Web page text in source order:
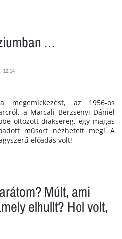
…
12:14
az 1956-os
a Marcali Berzsenyi Dániel
öltözött diáksereg, egy magas
műsort nézhetett meg! A
előadás volt!
Múlt, ami
elhullt? Hol volt,